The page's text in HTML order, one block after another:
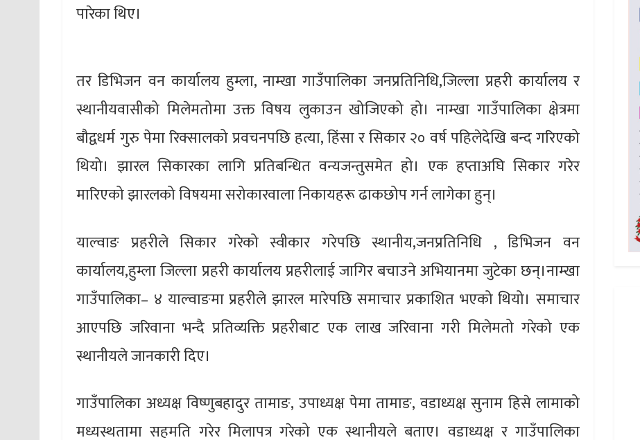
पारेका थिए।
तर डिभिजन वन कार्यालय हुम्ला, नाम्खा गाउँपालिका जनप्रतिनिधि,जिल्ला प्रहरी कार्यालय र
स्थानीयवासीको मिलेमतोमा उक्त विषय लुकाउन खोजिएको हो। नाम्खा गाउँपालिका क्षेत्रमा
बौद्वधर्म गुरु पेमा रिक्सालको प्रवचनपछि हत्या, हिंसा र सिकार २० वर्ष पहिलेदेखि बन्द गरिएको
थियो। झारल सिकारका लागि प्रतिबन्धित वन्यजन्तुसमेत हो। एक हप्ताअघि सिकार गरेर
मारिएको झारलको विषयमा सरोकारवाला निकायहरू ढाकछोप गर्न लागेका हुन्।
याल्वाङ प्रहरीले सिकार गरेको स्वीकार गरेपछि स्थानीय,जनप्रतिनिधि , डिभिजन वन
कार्यालय,हुम्ला जिल्ला प्रहरी कार्यालय प्रहरीलाई जागिर बचाउने अभियानमा जुटेका छन्।नाम्खा
गाउँपालिका– ४ याल्वाङमा प्रहरीले झारल मारेपछि समाचार प्रकाशित भएको थियो। समाचार
आएपछि जरिवाना भन्दै प्रतिव्यक्ति प्रहरीबाट एक लाख जरिवाना गरी मिलेमतो गरेको एक
स्थानीयले जानकारी दिए।
गाउँपालिका अध्यक्ष विष्णुबहादुर तामाङ, उपाध्यक्ष पेमा तामाङ, वडाध्यक्ष सुनाम हिसे लामाको
मध्यस्थतामा सहमति गरेर मिलापत्र गरेको एक स्थानीयले बताए। वडाध्यक्ष र गाउँपालिका